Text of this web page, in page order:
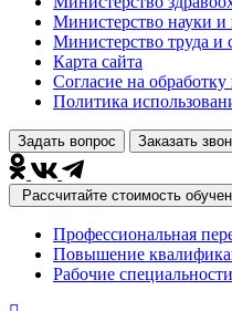
Министерство науки
Министерство труда
Карта сайта
Согласие на
Политика
Задать вопрос Заказать
Рассчитайте стоимость
Профессиональная
Повышение
Рабочие специальности